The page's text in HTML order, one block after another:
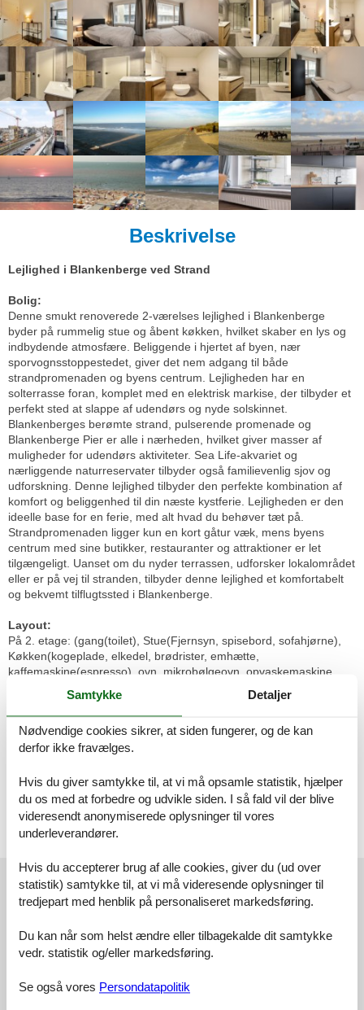
Beskrivelse
Lejlighed i Blankenberge ved Strand
Bolig:
Denne smukt renoverede 2-værelses lejlighed i Blankenberge
byder på rummelig stue og åbent køkken, hvilket skaber en lys og
indbydende atmosfære. Beliggende i hjertet af byen, nær
sporvognsstoppestedet, giver det nem adgang til både
strandpromenaden og byens centrum. Lejligheden har en
solterrasse foran, komplet med en elektrisk markise, der tilbyder et
perfekt sted at slappe af udendørs og nyde solskinnet.
Blankenberges berømte strand, pulserende promenade og
Blankenberge Pier er alle i nærheden, hvilket giver masser af
muligheder for udendørs aktiviteter. Sea Life-akvariet og
nærliggende naturreservater tilbyder også familievenlig sjov og
udforskning. Denne lejlighed tilbyder den perfekte kombination af
komfort og beliggenhed til din næste kystferie. Lejligheden er den
ideelle base for en ferie, med alt hvad du behøver tæt på.
Strandpromenaden ligger kun en kort gåtur væk, mens byens
centrum med sine butikker, restauranter og attraktioner er let
tilgængeligt. Uanset om du nyder terrassen, udforsker lokalområdet
eller er på vej til stranden, tilbyder denne lejlighed et komfortabelt
og bekvemt tilflugtssted i Blankenberge.
Layout:
På 2. etage: (gang(toilet), Stue(Fjernsyn, spisebord, sofahjørne),
Køkken(kogeplade, elkedel, brødrister, emhætte,
kaffemaskine(espresso), ovn, mikrobølgeovn, opvaskemaskine ,
soveværelse(køjeseng(180 x 200 cm), køjeseng(180 x 200 cm)),
badeværelse(bruser, håndvask, føntørrer), pulterkammer(dobbelt-
foldeseng), Internetadgang) varme(gas), elevator
Af hensyn til ro, lejes dette sommerhus ikke ud til ungdomsgrupper
Parkeringsforhold er forskellig fra by til by. Det kan forekomme at
parkering ved ferieboligen kun kan ske mod betaling Det er strengt
forbudt at afholde studenterfest, polterabend eller fest med stort
alkohol indtag i denne feriebolig
Eksterne anmeldelser
Vores gæsteanmeldelserEksterne anmeldelser
4,4
Samtykke Detaljer
Nødvendige cookies sikrer, at siden fungerer, og de kan
derfor ikke fravælges.
Hvis du giver samtykke til, at vi må opsamle statistik, hjælper
du os med at forbedre og udvikle siden. I så fald vil der blive
videresendt anonymiserede oplysninger til vores
underleverandører.
Hvis du accepterer brug af alle cookies, giver du (ud over
statistik) samtykke til, at vi må videresende oplysninger til
tredjepart med henblik på personaliseret markedsføring.
Du kan når som helst ændre eller tilbagekalde dit samtykke
vedr. statistik og/eller markedsføring.
Se også vores Persondatapolitik